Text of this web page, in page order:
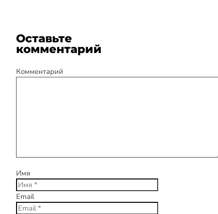
Оставьте
комментарий
Комментарий
Имя
Email